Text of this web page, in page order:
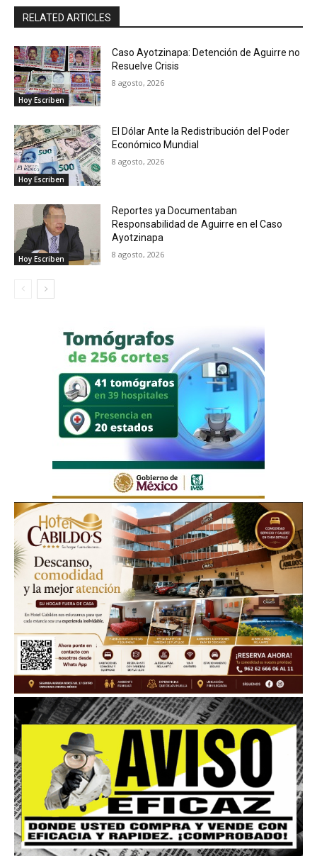
RELATED ARTICLES
Hoy Escriben
Caso Ayotzinapa: Detención de Aguirre no
Resuelve Crisis
8 agosto, 2026
Hoy Escriben
El Dólar Ante la Redistribución del Poder
Económico Mundial
8 agosto, 2026
Hoy Escriben
Reportes ya Documentaban
Responsabilidad de Aguirre en el Caso
Ayotzinapa
8 agosto, 2026